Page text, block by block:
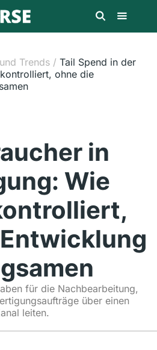
Trends / Tail Spend in der
ohne die
in
Wie
für die Nachbearbeitung,
über einen
leiten.